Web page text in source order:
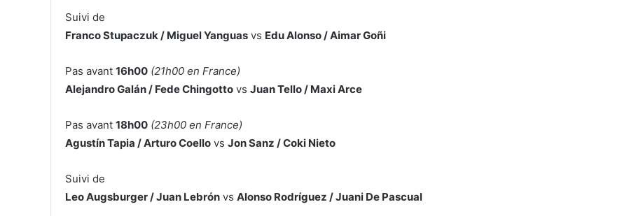
Suivi de
Franco Stupaczuk / Miguel Yanguas vs Edu Alonso / Aimar Goñi
Pas avant 16h00 (21h00 en France)
Alejandro Galán / Fede Chingotto vs Juan Tello / Maxi Arce
Pas avant 18h00 (23h00 en France)
Agustín Tapia / Arturo Coello vs Jon Sanz / Coki Nieto
Suivi de
Leo Augsburger / Juan Lebrón vs Alonso Rodríguez / Juani De Pascual